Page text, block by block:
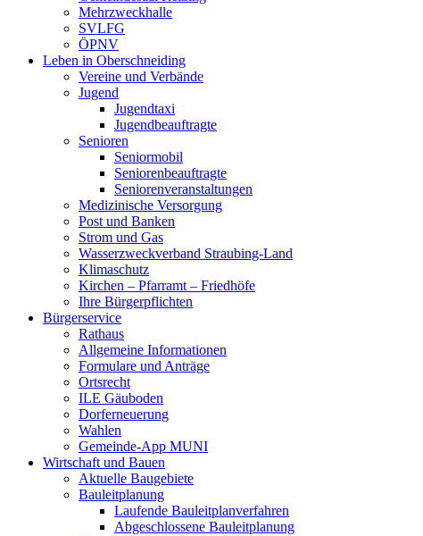
Mehrzweckhalle
SVLFG
ÖPNV
Leben in Oberschneiding
Vereine und Verbände
Jugend
Jugendtaxi
Jugendbeauftragte
Senioren
Seniormobil
Seniorenbeauftragte
Seniorenveranstaltungen
Medizinische Versorgung
Post und Banken
Strom und Gas
Wasserzweckverband Straubing-Land
Klimaschutz
Kirchen – Pfarramt – Friedhöfe
Ihre Bürgerpflichten
Bürgerservice
Rathaus
Allgemeine Informationen
Formulare und Anträge
Ortsrecht
ILE Gäuboden
Dorferneuerung
Wahlen
Gemeinde-App MUNI
Wirtschaft und Bauen
Aktuelle Baugebiete
Bauleitplanung
Laufende Bauleitplanverfahren
Abgeschlossene Bauleitplanung